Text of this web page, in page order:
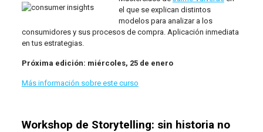
el que se explican distintos
modelos para analizar a los
consumidores y sus procesos de compra. Aplicación inmediata
en tus estrategias.
Próxima edición: miércoles, 25 de enero
Más información sobre este curso
Workshop de Storytelling: sin historia no